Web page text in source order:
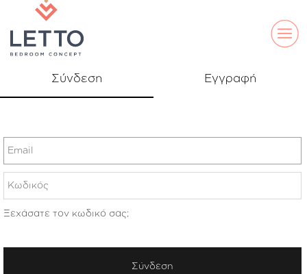
Σύνδεση Εγγραφή
Email
Κωδικός
Ξεχάσατε τον κωδικό σας;
Σύνδεση